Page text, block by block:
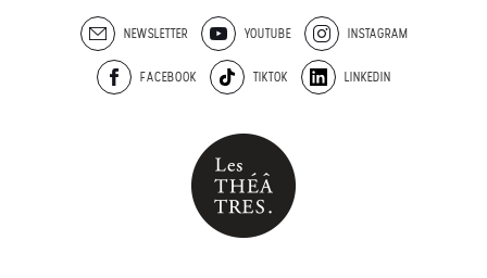
NEWSLETTER YOUTUBE INSTAGRAM
FACEBOOK TIKTOK LINKEDIN